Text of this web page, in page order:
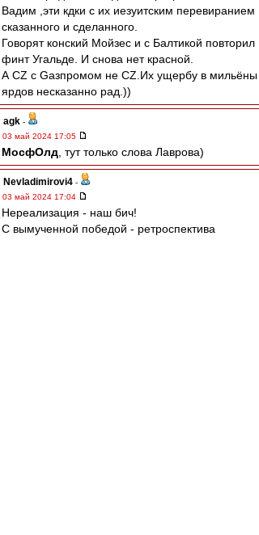
Вадим ,эти кдки с их иезуитским перевиранием
сказанного и сделанного.
Говорят конский Мойзес и с Балтикой повторил
финт Угальде. И снова нет красной.
А CZ с Gазпромом не CZ.Их ущербу в мильёны
ярдов несказанно рад.))
agk -
03 май 2024 17:05
МосфОлд , тут только слова Лаврова)
Nevladimirovi4 -
03 май 2024 17:04
Нереализация - наш бич!
С вымученной победой - ретроспектива